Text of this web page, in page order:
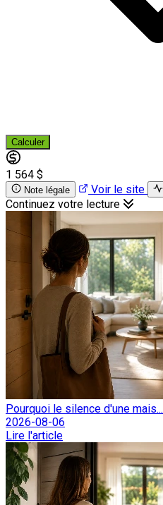
Calculer
1 564 $
Note légale Voir le site
Continuez votre lecture
Pourquoi le silence d'une mais...
2026-08-06
Lire l'article